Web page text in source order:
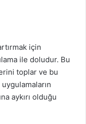
için
ile doludur. Bu
toplar ve bu
aykırı olduğu